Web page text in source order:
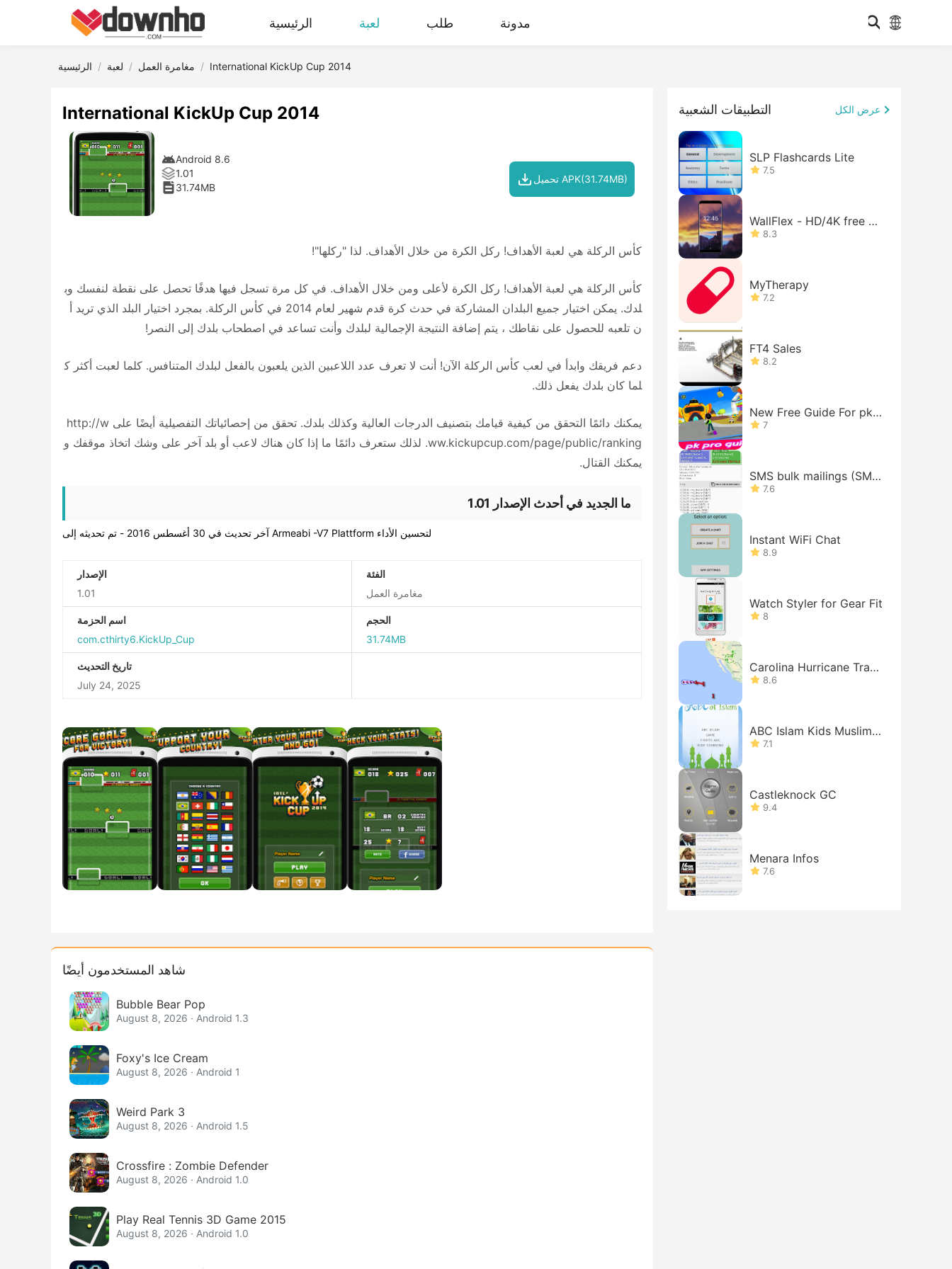
الرئيسية لعبة طلب مدونة
الرئيسية لعبة مغامرة العمل International KickUp Cup 2014
International KickUp Cup 2014
Android 8.6
1.01
31.74MB
تحميل APK(31.74MB)
كأس الركلة هي لعبة الأهداف! ركل الكرة من خلال الأهداف. لذا "ركلها"!
كأس الركلة هي لعبة الأهداف! ركل الكرة لأعلى ومن خلال الأهداف. في كل مرة تسجل فيها هدفًا تحصل على نقطة لنفسك وب
لدك. يمكن اختيار جميع البلدان المشاركة في حدث كرة قدم شهير لعام 2014 في كأس الركلة. بمجرد اختيار البلد الذي تريد أ
ن تلعبه للحصول على نقاطك ، يتم إضافة النتيجة الإجمالية لبلدك وأنت تساعد في اصطحاب بلدك إلى النصر!
دعم فريقك وابدأ في لعب كأس الركلة الآن! أنت لا تعرف عدد اللاعبين الذين يلعبون بالفعل لبلدك المتنافس. كلما لعبت أكثر ك
لما كان بلدك يفعل ذلك.
يمكنك دائمًا التحقق من كيفية قيامك بتصنيف الدرجات العالية وكذلك بلدك. تحقق من إحصائياتك التفصيلية أيضًا على http://w
ww.kickupcup.com/page/public/ranking. لذلك ستعرف دائمًا ما إذا كان هناك لاعب أو بلد آخر على وشك اتخاذ موقفك و
يمكنك القتال.
ما الجديد في أحدث الإصدار 1.01
آخر تحديث في 30 أغسطس 2016 - تم تحديثه إلى Armeabi -V7 Plattform لتحسين الأداء
الإصدار
1.01
الفئة
مغامرة العمل
اسم الحزمة
com.cthirty6.KickUp_Cup
الحجم
31.74MB
تاريخ التحديث
July 24, 2025
شاهد المستخدمون أيضًا
Bubble Bear Pop
August 8, 2026 · Android 1.3
Foxy's Ice Cream
August 8, 2026 · Android 1
Weird Park 3
August 8, 2026 · Android 1.5
Crossfire : Zombie Defender
August 8, 2026 · Android 1.0
Play Real Tennis 3D Game 2015
August 8, 2026 · Android 1.0
التطبيقات الشعبية عرض الكل
SLP Flashcards Lite
7.5
WallFlex - HD/4K free w
allpape
8.3
MyTherapy
7.2
FT4 Sales
8.2
New Free Guide For pk-
xd Tips
7
SMS bulk mailings (SMS
gateway on your phone)
7.6
Instant WiFi Chat
8.9
Watch Styler for Gear Fit
8
Carolina Hurricane Track
er 8.6
ABC Islam Kids Muslims
Free
7.1
Castleknock GC
9.4
Menara Infos
7.6